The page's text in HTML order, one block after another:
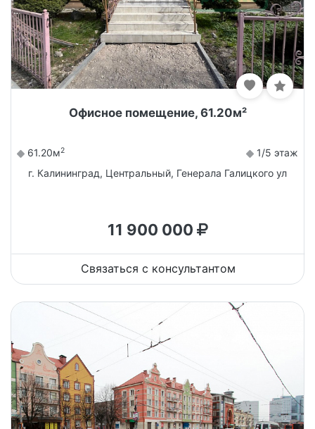
Офисное помещение, 61.20м²
61.20м2
1/5 этаж
г. Калининград, Центральный, Генерала Галицкого ул
11 900 000
Связаться с консультантом